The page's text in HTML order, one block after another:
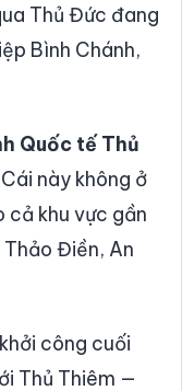
Thủ Đức đang
Bình Chánh,
Quốc tế Thủ
này không ở
cả khu vực gần
Điền, An
công cuối
Thủ Thiêm —